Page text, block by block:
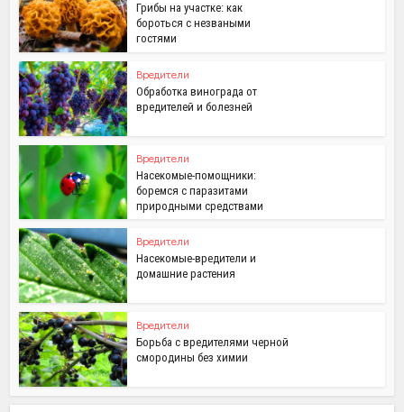
Грибы на участке: как
бороться с незваными
гостями
Вредители
Обработка винограда от
вредителей и болезней
Вредители
Насекомые-помощники:
боремся с паразитами
природными средствами
Вредители
Насекомые-вредители и
домашние растения
Вредители
Борьба с вредителями черной
смородины без химии